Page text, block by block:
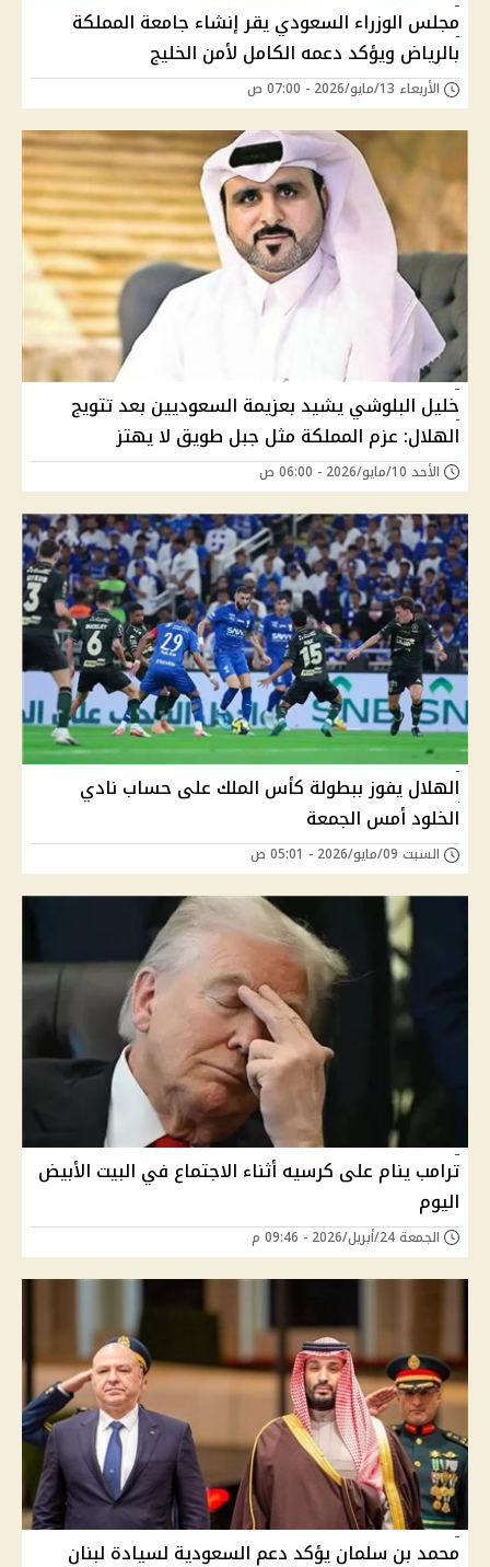
مجلس الوزراء السعودي يقر إنشاء جامعة المملكة
بالرياض ويؤكد دعمه الكامل لأمن الخليج
الأربعاء 13/مايو/2026 - 07:00 ص
خليل البلوشي يشيد بعزيمة السعوديين بعد تتويج
الهلال: عزم المملكة مثل جبل طويق لا يهتز
الأحد 10/مايو/2026 - 06:00 ص
الهلال يفوز ببطولة كأس الملك على حساب نادي
الخلود أمس الجمعة
السبت 09/مايو/2026 - 05:01 ص
ترامب ينام على كرسيه أثناء الاجتماع في البيت الأبيض
اليوم
الجمعة 24/أبريل/2026 - 09:46 م
محمد بن سلمان يؤكد دعم السعودية لسيادة لبنان